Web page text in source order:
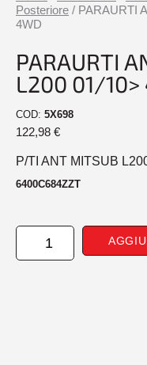
Posteriore / PARAURTI
4WD
PARAURTI
L200 01/10>
COD: 5X698
122,98 €
P/TI ANT MITSUB
6400C684ZZT
PARAURTI
ANTERIORE